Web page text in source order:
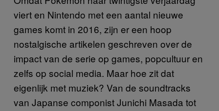
viert en Nintendo met een aantal nieuwe
games komt in 2016, zijn er een hoop
nostalgische artikelen geschreven over de
impact van de serie op games, popcultuur en
zelfs op social media. Maar hoe zit dat
eigenlijk met muziek? Van de soundtracks
van Japanse componist Junichi Masada tot